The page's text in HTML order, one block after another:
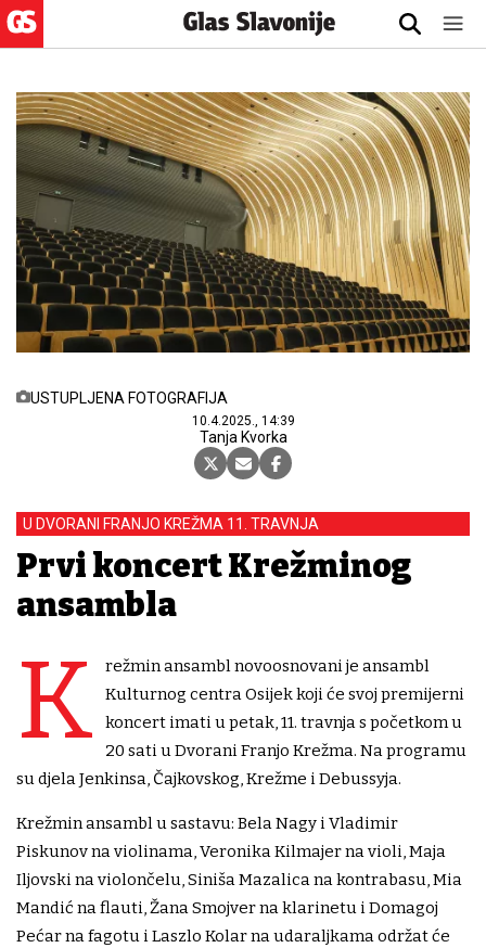
USTUPLJENA FOTOGRAFIJA
10.4.2025., 14:39
Tanja Kvorka
U DVORANI FRANJO KREŽMA 11. TRAVNJA
Prvi koncert Krežminog
ansambla
K
režmin ansambl novoosnovani je ansambl
Kulturnog centra Osijek koji će svoj premijerni
koncert imati u petak, 11. travnja s početkom u
20 sati u Dvorani Franjo Krežma. Na programu
su djela Jenkinsa, Čajkovskog, Krežme i Debussyja.
Krežmin ansambl u sastavu: Bela Nagy i Vladimir
Piskunov na violinama, Veronika Kilmajer na violi, Maja
Iljovski na violončelu, Siniša Mazalica na kontrabasu, Mia
Mandić na flauti, Žana Smojver na klarinetu i Domagoj
Pećar na fagotu i Laszlo Kolar na udaraljkama održat će